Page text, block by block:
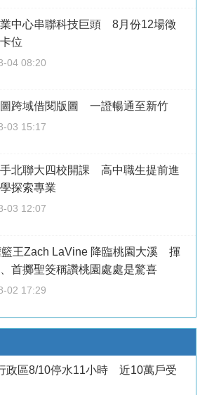
中心串聯科技巨頭 8月份12場徵
位
04 08:20
跨域借閱版圖 一證暢通至新竹
03 15:17
北聯大四校開課 高中職生提前進
探索專業
03 12:07
籃王Zach LaVine 降臨桃園大溪 揮
首擲聖筊稱讚桃園處處是驚喜
02 17:29
政區8/10停水11小時 近10萬戶受